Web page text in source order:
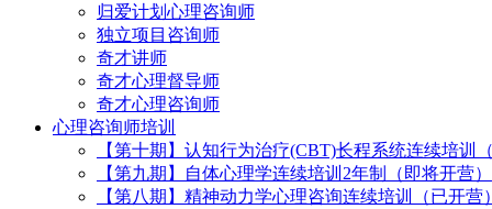
归爱计划心理咨询师
独立项目咨询师
奇才讲师
奇才心理督导师
奇才心理咨询师
心理咨询师培训
【第十期】认知行为治疗(CBT)长程系统连续培训
【第九期】自体心理学连续培训2年制（即将开营）
【第八期】精神动力学心理咨询连续培训（已开营）